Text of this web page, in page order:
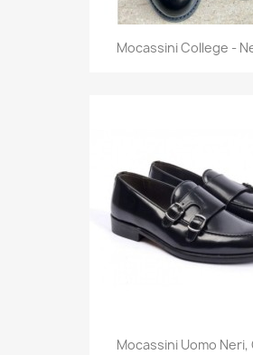
Mocassini College -
Mocassini Uomo Neri,